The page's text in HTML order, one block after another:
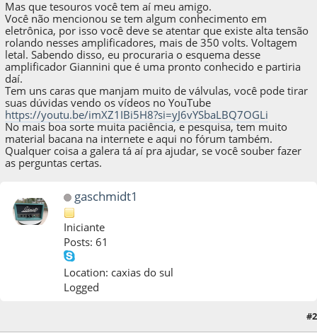
Mas que tesouros você tem aí meu amigo.
Você não mencionou se tem algum conhecimento em
eletrônica, por isso você deve se atentar que existe alta tensão
rolando nesses amplificadores, mais de 350 volts. Voltagem
letal. Sabendo disso, eu procuraria o esquema desse
amplificador Giannini que é uma pronto conhecido e partiria
daí.
Tem uns caras que manjam muito de válvulas, você pode tirar
suas dúvidas vendo os vídeos no YouTube
https://youtu.be/imXZ1IBi5H8?si=yJ6vYSbaLBQ7OGLi
No mais boa sorte muita paciência, e pesquisa, tem muito
material bacana na internete e aqui no fórum também.
Qualquer coisa a galera tá aí pra ajudar, se você souber fazer
as perguntas certas.
gaschmidt1
Iniciante
Posts: 61
Location: caxias do sul
Logged
#2